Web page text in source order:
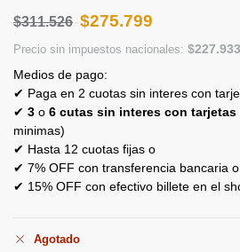
$311.526 $275.799
Precio sin impuestos nacionales: $227.933
Medios de pago:
✔ Paga en 2 cuotas sin interes con
✔ 3 o 6 cutas sin interes con tarjetas
minimas)
✔ Hasta 12 cuotas fijas o
✔ 7% OFF con transferencia bancaria o
✔ 15% OFF con efectivo billete en el
Agotado